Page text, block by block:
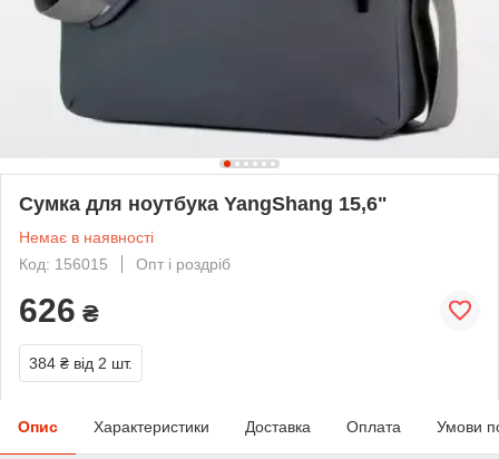
Сумка для ноутбука YangShang 15,6"
Немає в наявності
Код: 156015
Опт і роздріб
626 ₴
384 ₴ від 2 шт.
Опис Характеристики Доставка Оплата Умови